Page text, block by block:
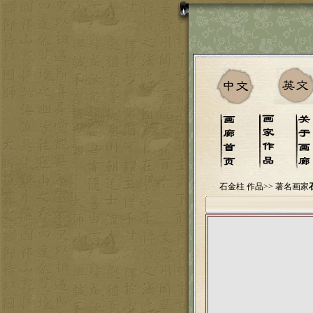
石金柱 作品>> 著名画家